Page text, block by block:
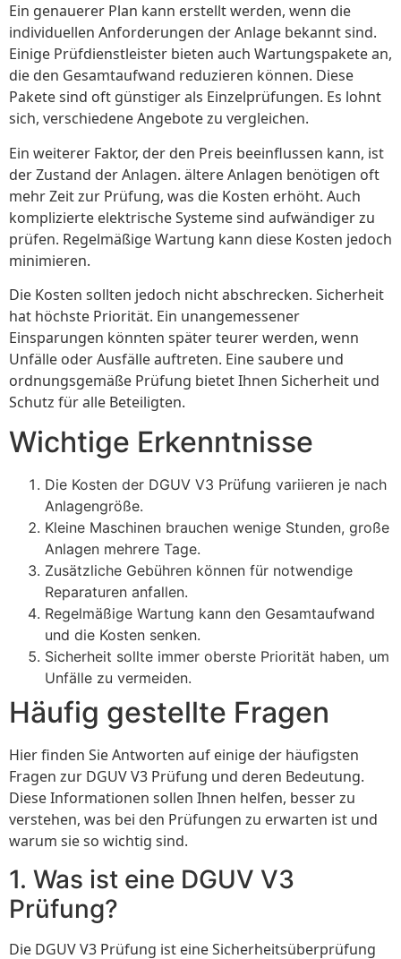
Ein genauerer Plan kann erstellt werden, wenn die
individuellen Anforderungen der Anlage bekannt sind.
Einige Prüfdienstleister bieten auch Wartungspakete an,
die den Gesamtaufwand reduzieren können. Diese
Pakete sind oft günstiger als Einzelprüfungen. Es lohnt
sich, verschiedene Angebote zu vergleichen.
Ein weiterer Faktor, der den Preis beeinflussen kann, ist
der Zustand der Anlagen. ältere Anlagen benötigen oft
mehr Zeit zur Prüfung, was die Kosten erhöht. Auch
komplizierte elektrische Systeme sind aufwändiger zu
prüfen. Regelmäßige Wartung kann diese Kosten jedoch
minimieren.
Die Kosten sollten jedoch nicht abschrecken. Sicherheit
hat höchste Priorität. Ein unangemessener
Einsparungen könnten später teurer werden, wenn
Unfälle oder Ausfälle auftreten. Eine saubere und
ordnungsgemäße Prüfung bietet Ihnen Sicherheit und
Schutz für alle Beteiligten.
Wichtige Erkenntnisse
Die Kosten der DGUV V3 Prüfung variieren je nach
Anlagengröße.
Kleine Maschinen brauchen wenige Stunden, große
Anlagen mehrere Tage.
Zusätzliche Gebühren können für notwendige
Reparaturen anfallen.
Regelmäßige Wartung kann den Gesamtaufwand
und die Kosten senken.
Sicherheit sollte immer oberste Priorität haben, um
Unfälle zu vermeiden.
Häufig gestellte Fragen
Hier finden Sie Antworten auf einige der häufigsten
Fragen zur DGUV V3 Prüfung und deren Bedeutung.
Diese Informationen sollen Ihnen helfen, besser zu
verstehen, was bei den Prüfungen zu erwarten ist und
warum sie so wichtig sind.
1. Was ist eine DGUV V3
Prüfung?
Die DGUV V3 Prüfung ist eine Sicherheitsüberprüfung